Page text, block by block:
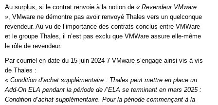
Au surplus, si le contrat renvoie à la notion de « Revendeur VMware
», VMware ne démontre pas avoir renvoyé Thales vers un quelconque
revendeur. Au vu de l’importance des contrats conclus entre VMWare
et le groupe Thales, il n’est pas exclu que VMWare assure elle-même
le rôle de revendeur.
Par courriel en date du 15 juin 2024 7 VMware s’engage ainsi vis-à-vis
de Thales :
« Condition d’achat supplémentaire : Thales peut mettre en place un
Add-On ELA pendant la période de /’ELA se terminant en mars 2025 :
Condition d’achat supplémentaire. Pour la période commençant à la